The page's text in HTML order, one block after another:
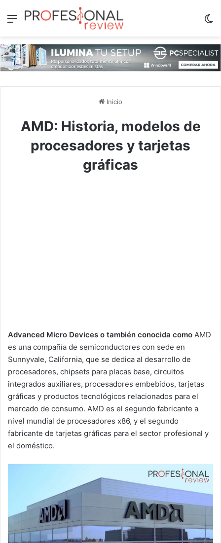
Menú
Inicio
AMD: Historia, modelos de
procesadores y tarjetas
gráficas
Advanced Micro Devices o también conocida como AMD
es una compañía de semiconductores con sede en
Sunnyvale, California, que se dedica al desarrollo de
procesadores, chipsets para placas base, circuitos
integrados auxiliares, procesadores embebidos, tarjetas
gráficas y productos tecnológicos relacionados para el
mercado de consumo. AMD es el segundo fabricante a
nivel mundial de procesadores x86, y el segundo
fabricante de tarjetas gráficas para el sector profesional y
el doméstico.